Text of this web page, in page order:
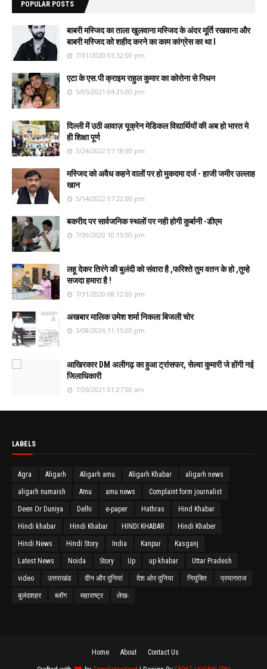
POPULAR POSTS
बाबरी मस्जिद का ताला खुलवाना मस्जिद के अंदर मूर्ति रखवाना और
बाबरी मस्जिद को शहीद करने का काम कांग्रेस का था l
7/31/2020 03:32:00 pm
एटा के एस.पी क्राइम राहुल कुमार का कोरोना से निधन
5/05/2021 04:25:00 pm
दिल्ली में उठी आवाज़ यूक्रेन मेडिकल विद्यार्थियों की अब हो भारत मे
ही शिक्षा पूर्ण
3/24/2022 07:18:00 pm
मस्जिद को अवैध कहने वालों पर हो मुकदमा दर्ज - हाजी जमीर उल्लाह
खान
5/14/2022 07:22:00 pm
बकरीद पर सार्वजनिक स्थलों पर नही होगी कुर्बानी -डीएम
7/30/2020 10:15:00 pm
लहू देकर तिरंगे की बुलंदी को संवारा है ,फरिश्ते तुम वतन के हो ,तुम्हे
सजदा हमारा है !
7/31/2020 08:12:00 pm
अखबार मालिक उमेश शर्मा निकला बिजली चोर
3/08/2026 11:15:00 pm
आखिरकार DM अलीगढ़ का हुआ ट्रांसफर, सेल्वा कुमारी जे होंगी नई
जिलाधिकारी
7/26/2021 01:27:00 am
LABELS
Agra Aligarh Aligarh amu Aligarh Khabar aligarh news
aligarh numaish Amu amu news Complaint form journalist
Deen Or Duniya Delhi e-paper Hathras Hind Khabar
Hindi khabar Hindi Khabar HINDI KHABAR Hindi Khaber
Hindi News Hindi Story India Kanpur Kasganj
Latest News Noida Story Up up khabar Uttar Pradesh
video उत्तराखंड दीन और दुनियां देश ओर दुनिया नियुक्ति प्रयागराज
बुलंदशहर ब्लॉग महाराष्ट्र लेख-
Home About Contact Us